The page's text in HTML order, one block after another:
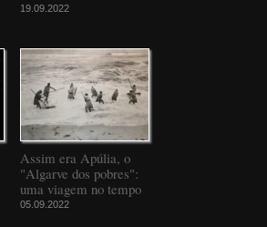
19.09.2022
Assim era Apúlia, o
"Algarve dos pobres":
uma viagem no tempo
05.09.2022